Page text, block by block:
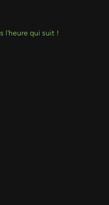
l'heure qui suit !